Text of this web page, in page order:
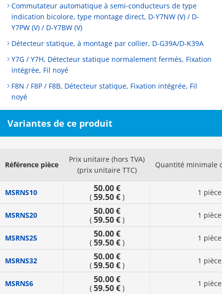
Commutateur automatique à semi-conducteurs de type
indication bicolore, type montage direct, D-Y7NW (V) / D-
Y7PW (V) / D-Y7BW (V)
Détecteur statique, à montage par collier, D-G39A/D-K39A
Y7G / Y7H, Détecteur statique normalement fermés, Fixation
intégrée, Fil noyé
F8N / F8P / F8B, Détecteur statique, Fixation intégrée, Fil
noyé
Variantes de ce produit
Référence pièce
Prix unitaire (hors TVA)
(prix unitaire TTC)
Quantité minimale
MSRNS10 50.00 €
( 59.50 €) 1
MSRNS20 50.00 €
( 59.50 €) 1
MSRNS25 50.00 €
( 59.50 €) 1
MSRNS32 50.00 €
( 59.50 €) 1
MSRNS6 50.00 €
( 59.50 €) 1